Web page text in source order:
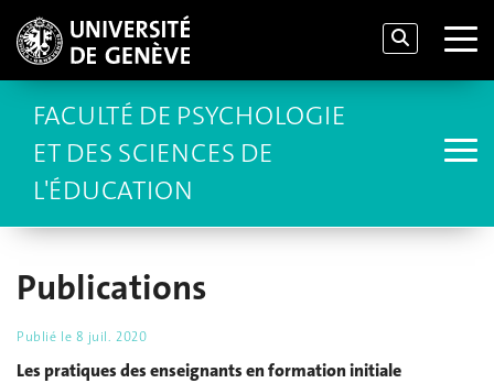
FACULTÉ DE PSYCHOLOGIE
ET DES SCIENCES DE
L'ÉDUCATION
Publications
Publié le 8 juil. 2020
Les pratiques des enseignants en formation initiale